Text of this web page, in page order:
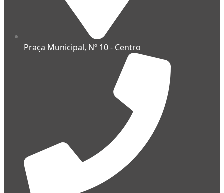
Praça Municipal, Nº 10 - Centro